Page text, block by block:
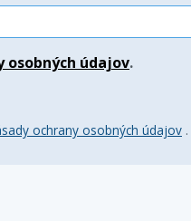
osobných údajov.
ochrany osobných údajov .